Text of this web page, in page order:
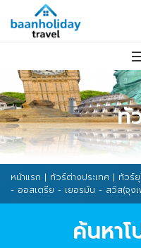
ทั
หน้าแรก | ทัวร์ต่างประเทศ | ทัวร์ยุ
- ออสเตรีย - เยอรมัน - สวิส(จุง
ค้นหา